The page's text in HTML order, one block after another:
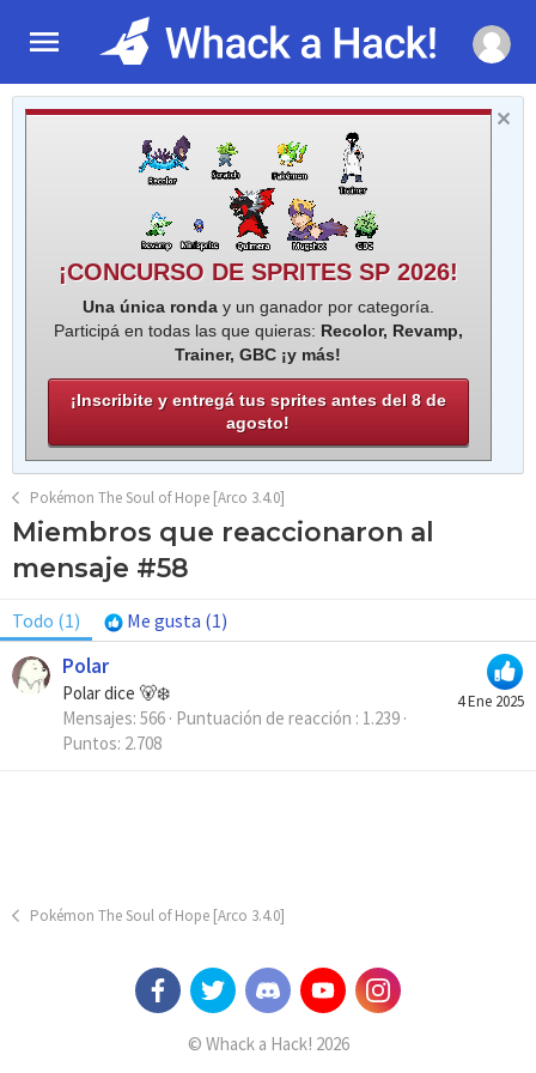
¡CONCURSO DE SPRITES SP 2026!
Una única ronday un ganador por categoría.
Participá en todas las que quieras: Recolor, Revamp,
Trainer, GBC ¡y más!
¡Inscribite y entregá tus sprites antes del 8 de
agosto!
Pokémon The Soul of Hope [Arco 3.4.0]
Miembros que reaccionaron al
mensaje #58
Todo (1) Me gusta (1)
4 Ene 2025
Polar
Polar dice 🐻‍❄️
Mensajes 566 Puntuación de reacción 1.239
Puntos 2.708
Pokémon The Soul of Hope [Arco 3.4.0]
© Whack a Hack! 2026